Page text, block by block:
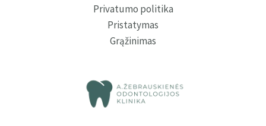
Privatumo politika
Pristatymas
Grąžinimas